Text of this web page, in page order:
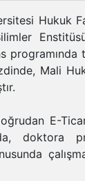
Hukuk
programında
Mali
E-
doktora